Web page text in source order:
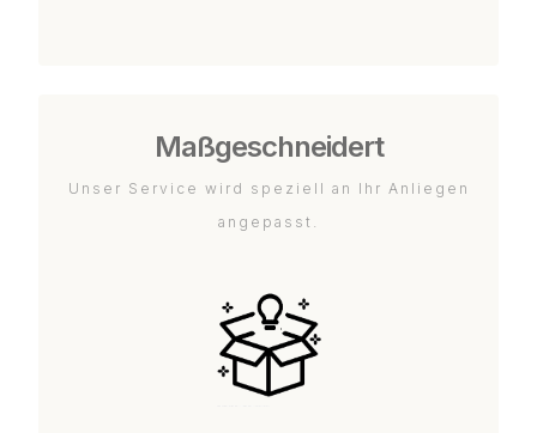
Maßgeschneidert
Unser Service wird speziell an Ihr Anliegen
angepasst.